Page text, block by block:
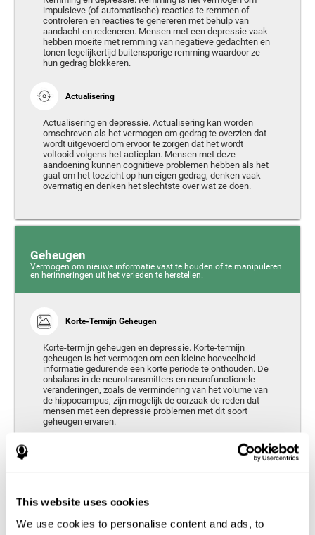
This website uses cookies
We use cookies to personalise content and ads, to
impulsieve (of automatische) reacties te remmen of
controleren en reacties te genereren met behulp van
aandacht en redeneren. Mensen met een depressie vaak
hebben moeite met remming van negatieve gedachten en
tonen tegelijkertijd buitensporige remming waardoor ze
hun gedrag blokkeren.
Actualisering
Actualisering en depressie. Actualisering kan worden
omschreven als het vermogen om gedrag te overzien dat
wordt uitgevoerd om ervoor te zorgen dat het wordt
voltooid volgens het actieplan. Mensen met deze
aandoening kunnen cognitieve problemen hebben als het
gaat om het toezicht op hun eigen gedrag, denken vaak
overmatig en denken het slechtste over wat ze doen.
Geheugen
Vermogen om nieuwe informatie vast te houden of te manipuleren
en herinneringen uit het verleden te herstellen.
Korte-Termijn Geheugen
Korte-termijn geheugen en depressie. Korte-termijn
geheugen is het vermogen om een kleine hoeveelheid
informatie gedurende een korte periode te onthouden. De
onbalans in de neurotransmitters en neurofunctionele
veranderingen, zoals de vermindering van het volume van
de hippocampus, zijn mogelijk de oorzaak de reden dat
mensen met een depressie problemen met dit soort
geheugen ervaren.
gebruiken, die nodig is om complexe cognitieve taken te
hebben aangetoond dat mensen met een depressie